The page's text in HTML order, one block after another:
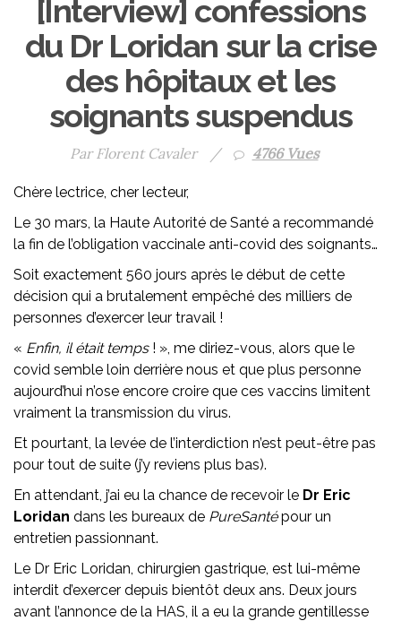
[Interview] confessions
du Dr Loridan sur la crise
des hôpitaux et les
soignants suspendus
Par Florent Cavaler / 4766 Vues
Chère lectrice, cher lecteur,
Le 30 mars, la Haute Autorité de Santé a recommandé
la fin de l’obligation vaccinale anti-covid des soignants…
Soit exactement 560 jours après le début de cette
décision qui a brutalement empêché des milliers de
personnes d’exercer leur travail !
« Enfin, il était temps! », me diriez-vous, alors que le
covid semble loin derrière nous et que plus personne
aujourd’hui n’ose encore croire que ces vaccins limitent
vraiment la transmission du virus.
Et pourtant, la levée de l’interdiction n’est peut-être pas
pour tout de suite (j’y reviens plus bas).
En attendant, j’ai eu la chance de recevoir le Dr Eric
Loridan dans les bureaux de PureSantépour un
entretien passionnant.
Le Dr Eric Loridan, chirurgien gastrique, est lui-même
interdit d’exercer depuis bientôt deux ans. Deux jours
avant l’annonce de la HAS, il a eu la grande gentillesse